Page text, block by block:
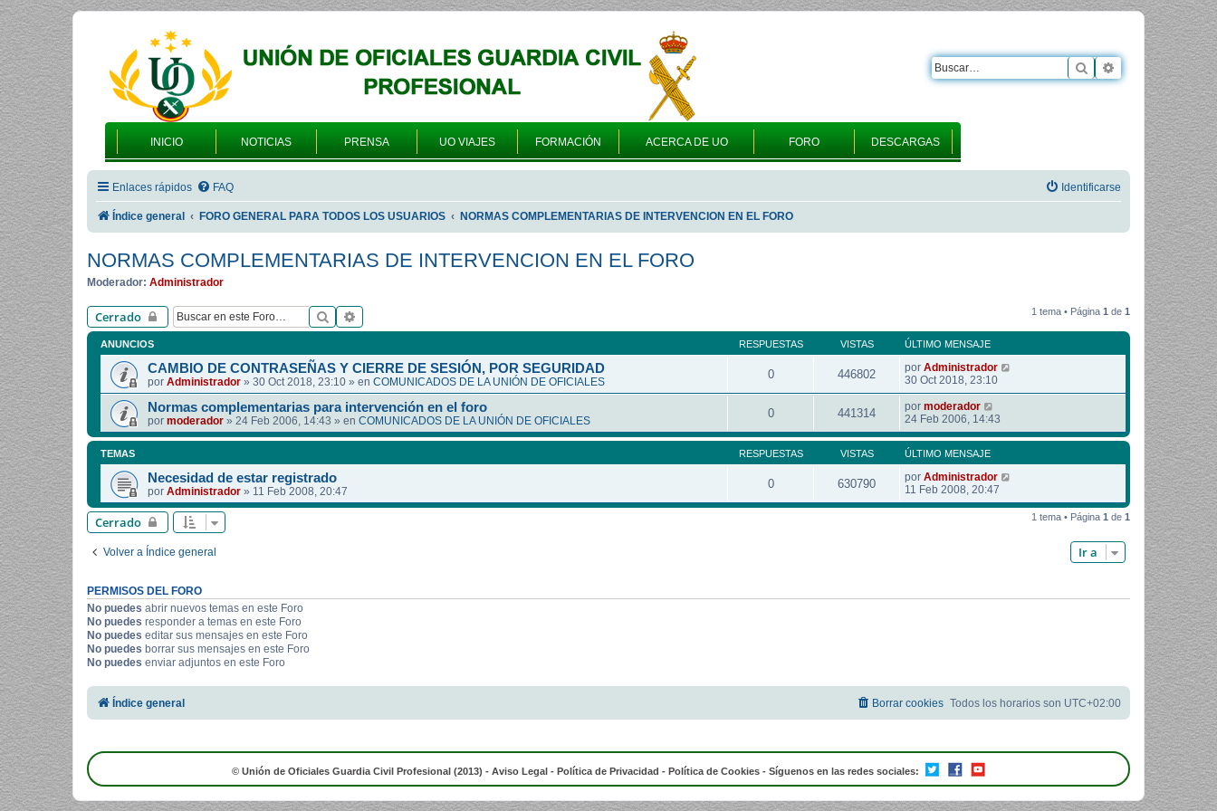
INICIO NOTICIAS PRENSA UO VIAJES FORMACIÓN ACERCA DE UO FORO DESCARGAS
Buscar Búsqueda
Enlaces rápidos FAQ Identificarse
Índice general FORO GENERAL PARA TODOS LOS USUARIOS NORMAS COMPLEMENTARIAS DE INTERVENCION EN EL FORO
NORMAS COMPLEMENTARIAS DE INTERVENCION EN EL FORO
Moderador: Administrador
Cerrado Buscar 1 tema • Página 1 de 1
ANUNCIOS RESPUESTAS VISTAS ÚLTIMO MENSAJE
CAMBIO DE CONTRASEÑAS Y CIERRE DE SESIÓN, POR SEGURIDAD
por Administrador » 30 Oct 2018, 23:10 » en COMUNICADOS DE LA UNIÓN DE OFICIALES
0 446802 por Administrador
30 Oct 2018, 23:10
Normas complementarias para intervención en el foro
por moderador » 24 Feb 2006, 14:43 » en COMUNICADOS DE LA UNIÓN DE OFICIALES
0 441314 por moderador
24 Feb 2006, 14:43
TEMAS RESPUESTAS VISTAS ÚLTIMO MENSAJE
Necesidad de estar registrado
por Administrador » 11 Feb 2008, 20:47
0 630790 por Administrador
11 Feb 2008, 20:47
Cerrado 1 tema • Página 1 de 1
Volver a Índice general Ir a
PERMISOS DEL FORO
No puedes abrir nuevos temas en este Foro
No puedes responder a temas en este Foro
No puedes editar sus mensajes en este Foro
No puedes borrar sus mensajes en este Foro
No puedes enviar adjuntos en este Foro
Índice general Todos los horarios son UTC+02:00
Borrar cookies
© Unión de Oficiales Guardia Civil Profesional (2013) - Aviso Legal - Política de Privacidad - Política de Cookies - Síguenos en las redes sociales: